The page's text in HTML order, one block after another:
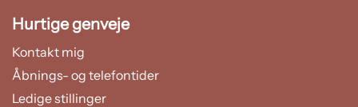
Hurtige genveje
Kontakt mig
Åbnings- og telefontider
Ledige stillinger